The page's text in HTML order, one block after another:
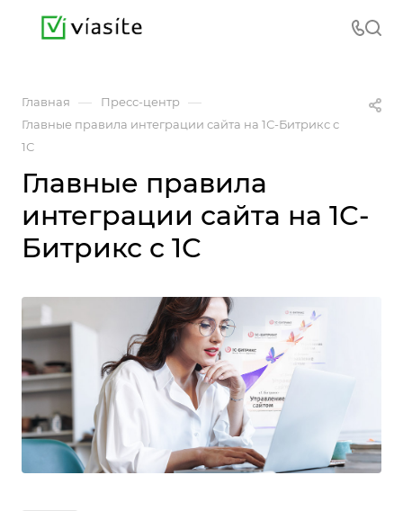
Главная — Пресс-центр —
Главные правила интеграции сайта на 1С-Битрикс с
1С
Главные правила
интеграции сайта на 1С-
Битрикс с 1С